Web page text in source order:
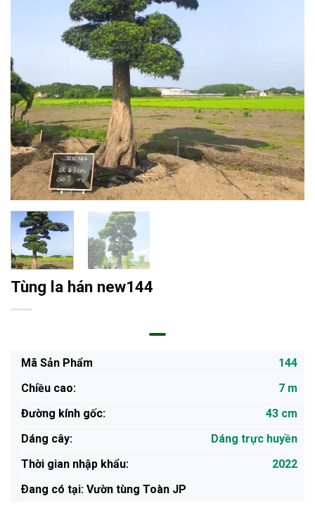
Tùng la hán new144
Mã Sản Phẩm
144
Chiều cao:
7 m
Đường kính gốc:
43 cm
Dáng cây:
Dáng trực huyền
Thời gian nhập khẩu:
2022
Ðang có tại: Vườn tùng Toàn JP